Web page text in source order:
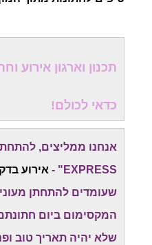
כדאי לכולם!
אנחנו ממליצים,
EXPRESS" -
אירוע בדקה
שעומדים להתחתן
המקסימום ביום
שלא יהיה תאריך טוב